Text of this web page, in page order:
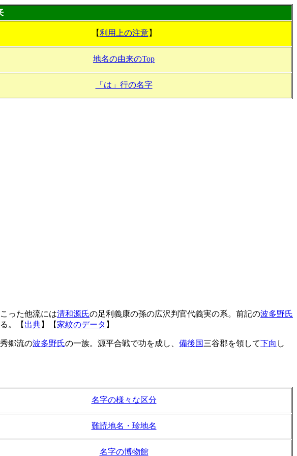
【利用上の注意】
地名の由来のTop
「は」行の名字
った他流には清和源氏の足利義康の孫の広沢判官代義実の系。前記の波多野氏
。【 出典】【家紋のデータ 】
秀郷流の波多野氏の一族。源平合戦で功を成し、 備後国三谷郡を領して下向 し
名字の様々な区分
難読地名・珍地名
名字の博物館